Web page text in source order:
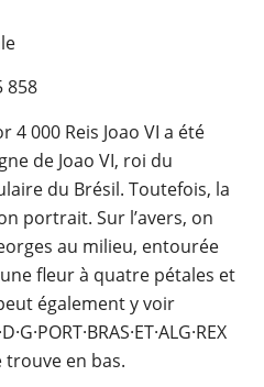
858
4 000 Reis Joao VI a été
de Joao VI, roi du
du Brésil. Toutefois, la
portrait. Sur l’avers, on
au milieu, entourée
fleur à quatre pétales et
également y voir
trouve en bas.